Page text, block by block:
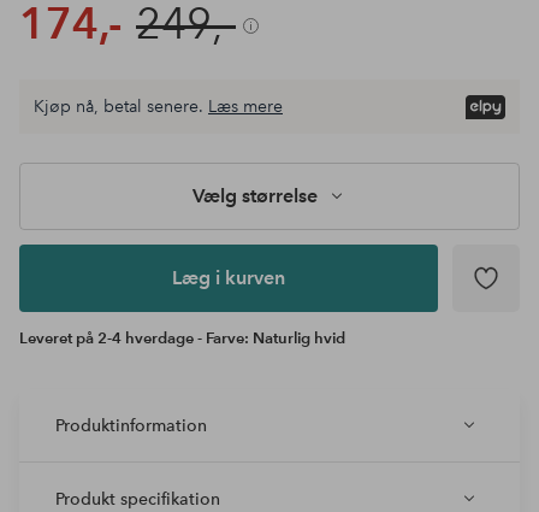
174,- 249,-
Læg i
Kjøp nå, betal senere. Læs mere
Vælg størrelse
Læg i kurven
Leveret på 2-4 hverdage - Farve: Naturlig hvid
Produktinformation
Produkt specifikation